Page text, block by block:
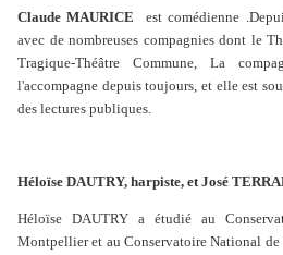
Claude MAURICEest comédienne
avec de nombreuses compagnies dont le
Tragique-Théâtre Commune, La
l'accompagne depuis toujours, et elle est
des lectures publiques.
Héloïse DAUTRY, harpiste, et José
Héloïse DAUTRY a étudié au
Montpellier et au Conservatoire National de